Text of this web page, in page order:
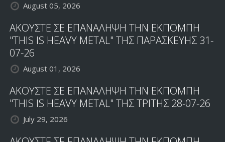
August 05, 2026
ΑΚΟΥΣΤΕ ΣΕ ΕΠΑΝΑΛΗΨΗ ΤΗΝ ΕΚΠΟΜΠΗ
"THIS IS HEAVY METAL" ΤΗΣ ΠΑΡΑΣΚΕΥΗΣ 31-
07-26
August 01, 2026
ΑΚΟΥΣΤΕ ΣΕ ΕΠΑΝΑΛΗΨΗ ΤΗΝ ΕΚΠΟΜΠΗ
"THIS IS HEAVY METAL" ΤΗΣ ΤΡΙΤΗΣ 28-07-26
July 29, 2026